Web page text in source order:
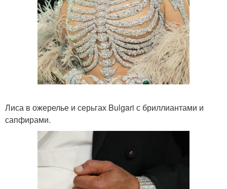
Лиса в ожерелье и серьгах Bulgari с бриллиантами и
сапфирами.